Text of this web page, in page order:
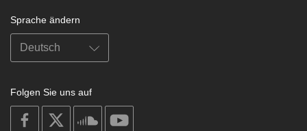
Sprache ändern
Folgen Sie uns auf
on
facebook
soundcloud